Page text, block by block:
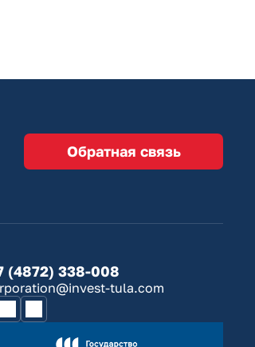
Обратная связь
(4872) 338-008
tula.com